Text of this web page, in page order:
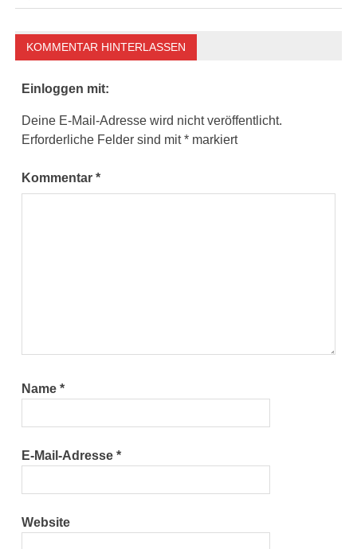
KOMMENTAR HINTERLASSEN
Einloggen mit:
Deine E-Mail-Adresse wird nicht veröffentlicht.
Erforderliche Felder sind mit* markiert
Kommentar*
Name*
E-Mail-Adresse*
Website